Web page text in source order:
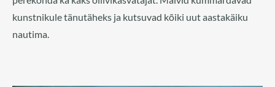
kunstnikule tänutäheks ja kutsuvad kõiki uut aastakäiku
nautima.